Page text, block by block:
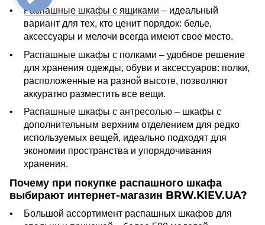
Распашные шкафы с ящиками – идеальный
вариант для тех, кто ценит порядок: белье,
аксессуары и мелочи всегда имеют свое место.
Распашные шкафы с полками – удобное решение
для хранения одежды, обуви и аксессуаров: полки,
расположенные на разной высоте, позволяют
аккуратно разместить все вещи.
Распашные шкафы с антресолью – шкафы с
дополнительным верхним отделением для редко
используемых вещей, идеально подходят для
экономии пространства и упорядочивания
хранения.
Почему при покупке распашного шкафа
выбирают интернет-магазин BRW.KIEV.UA?
Большой ассортимент распашных шкафов для